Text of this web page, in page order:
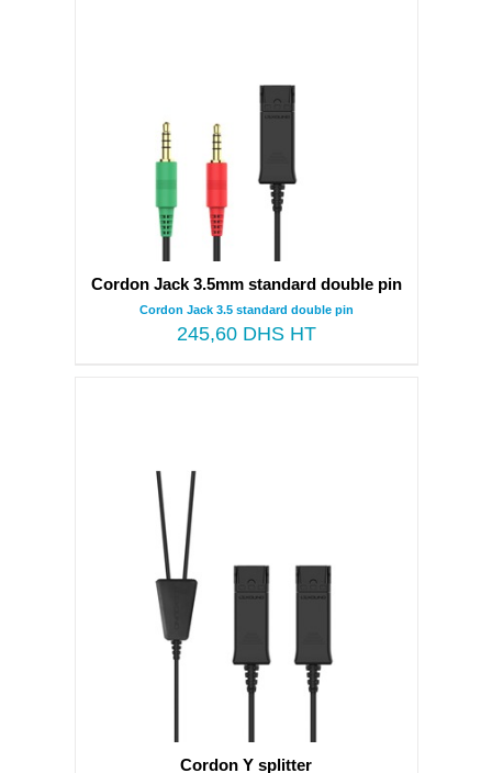
Cordon Jack 3.5mm standard double pin
Cordon Jack 3.5 standard double pin
245,60DHS HT
Cordon Y splitter